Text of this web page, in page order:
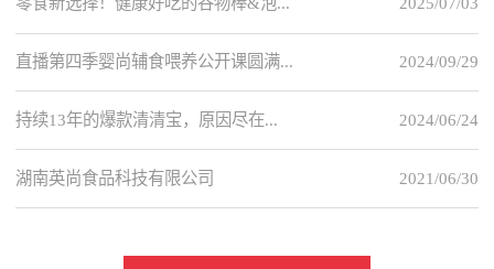
2024/09/29
直播第四季婴尚辅食喂养公开课圆满...
2024/06/24
持续13年的爆款清清宝，原因尽在...
2021/06/30
湖南英尚食品科技有限公司